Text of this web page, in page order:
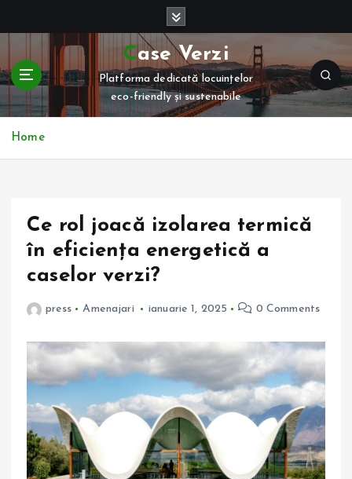
t
c
Case Verzi
Platforma dedicată locuințelor
eco-friendly și sustenabile
Home
Ce rol joacă izolarea termică
în eficiența energetică a
caselor verzi?
press Amenajari ianuarie 1, 2025 0 Comments